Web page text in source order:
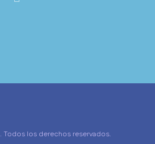
. Todos los derechos reservados.